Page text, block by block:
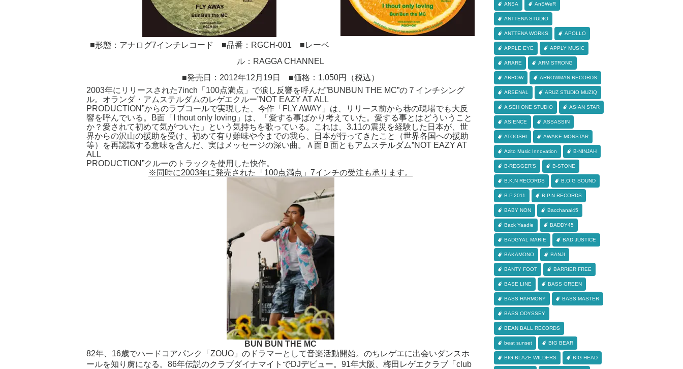
■形態：アナログ7インチレコード ■品番：RGCH-001 ■レーベ
ル：RAGGA CHANNEL
■発売日：2012年12月19日 ■価格：1,050円（税込）
2003年にリリースされた7inch「100点満点」で涙し反響を呼んだ”BUNBUN THE MC”の７インチシング
ル。オランダ・アムステルダムのレゲエクルー”NOT EAZY AT ALL
PRODUCTION”からのラブコールで実現した、今作「FLY AWAY」は、リリース前から巷の現場でも大反
響を呼んでいる。B面「I thout only loving」は、「愛する事ばかり考えていた。愛する事とはどういうこと
か？愛されて初めて気がついた」という気持ちを歌っている。これは、3.11の震災を経験した日本が、世
界からの沢山の援助を受け、初めて有り難味や今までの我ら、日本が行ってきたこと（世界各国への援助
等）を再認識する意味を含んだ、実はメッセージの深い曲。Ａ面Ｂ面ともアムステルダム”NOT EAZY AT
ALL
PRODUCTION”クルーのトラックを使用した快作。
※ 同時に2003年に発売された「 100点満点」 7インチの受注も承ります。
BUN BUN THE MC
82年、16歳でハードコアパンク「ZOUO」のドラマーとして音楽活動開始。のちレゲエに出会いダンスホ
ールを知り虜になる。86年伝説のクラブダイナマイトでDJデビュー。91年大阪、梅田レゲエクラブ「club
ANSA AnSWeR
ANTTENA STUDIO
ANTTENA WORKS APOLLO
APPLE EYE APPLY MUSIC
ARARE ARM STRONG
ARROW ARROWMAN RECORDS
ARSENAL ARUZ STUDIO MUZIQ
A SEH ONE STUDIO ASIAN STAR
ASIENCE ASSASSIN
ATOOSHI AWAKE MONSTAR
Azito Music Innovation B-NINJAH
B-REGGER'S B-STONE
B.K.N RECORDS B.O.G SOUND
B.P.2011 B.P.N RECORDS
BABY NON Bacchanal45
Back Yaadie BADDY45
BADGYAL MARIE BAD JUSTICE
BAKAMONO BANJI
BANTY FOOT BARRIER FREE
BASE LINE BASS GREEN
BASS HARMONY BASS MASTER
BASS ODYSSEY
BEAN BALL RECORDS
beat sunset BIG BEAR
BIG BLAZE WILDERS BIG HEAD